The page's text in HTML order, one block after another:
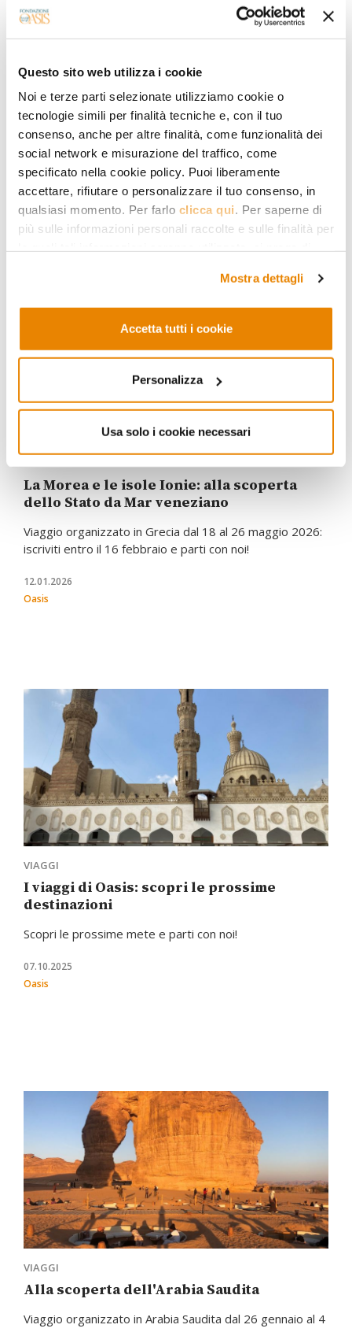
Questo sito web utilizza i cookie
Noi e terze parti selezionate utilizziamo cookie o
tecnologie simili per finalità tecniche e, con il tuo
consenso, anche per altre finalità, come funzionalità dei
social network e misurazione del traffico, come
specificato nella cookie policy. Puoi liberamente
accettare, rifiutare o personalizzare il tuo consenso, in
qualsiasi momento. Per farlo clicca qui. Per saperne di
più sulle informazioni personali raccolte e sulle finalità per
Mostra dettagli
Accetta tutti i cookie
Personalizza
Usa solo i cookie necessari
Istanbul: 2000 anni in cinque giorni
Viaggio organizzato a Istanbul dal 29 maggio al 2 giugno
2026
03.02.2026
Oasis
La Morea e le isole Ionie: alla scoperta
dello Stato da Mar veneziano
Viaggio organizzato in Grecia dal 18 al 26 maggio 2026:
iscriviti entro il 16 febbraio e parti con noi!
12.01.2026
Oasis
VIAGGI
I viaggi di Oasis: scopri le prossime
destinazioni
Scopri le prossime mete e parti con noi!
07.10.2025
Oasis
VIAGGI
Alla scoperta dell'Arabia Saudita
Viaggio organizzato in Arabia Saudita dal 26 gennaio al 4